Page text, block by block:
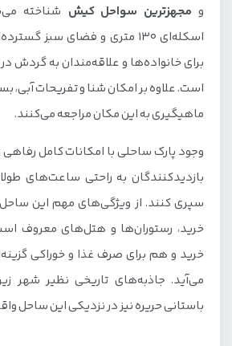
و مجهزترین سواحل کیش شناخته
اسکله‌ای ۱۳۰ متری و فضای سبز
برای خانواده‌ها و علاقه‌مندان به گردش
است. علاوه بر امکان شنا و تفریحات آبی،
ماهیگیری به این مکان مراجعه می‌کنند.
وجود پارک ساحلی با امکانات کامل
بازدیدکنندگان به راحتی ساعت‌های
سپری کنند. از ویژگی‌های مهم این
خرید، رستوران‌ها و هتل‌های معروف
خرید و هم برای صرف غذا و خوراکی
می‌آید. جاذبه‌های تاریخی نظیر شهر
باستانی حریره نیز در نزدیکی این ساحل